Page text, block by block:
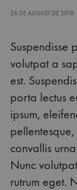
26 DE AUGUST DE 2018
Suspendisse
volutpat a
est.
porta lectus
ipsum,
convallis
Nunc
rutrum eget.